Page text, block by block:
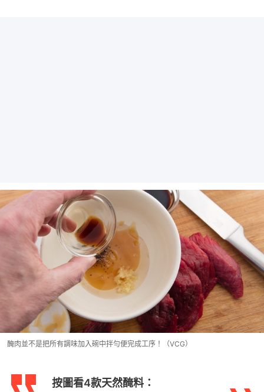
醃肉並不是把所有調味加入碗中拌勻便完成工序！（VCG）
按圖看4款天然醃料：